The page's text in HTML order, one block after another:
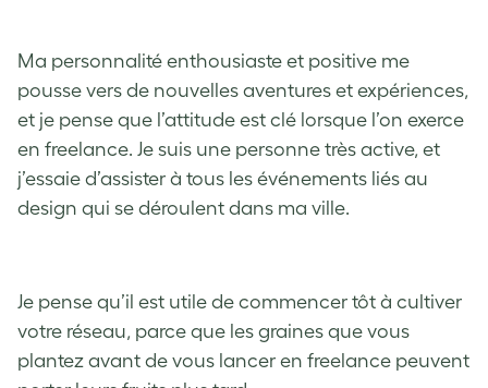
Ma personnalité enthousiaste et positive me
pousse vers de nouvelles aventures et expériences,
et je pense que l’attitude est clé lorsque l’on exerce
en freelance. Je suis une personne très active, et
j’essaie d’assister à tous les événements liés au
design qui se déroulent dans ma ville.
Je pense qu’il est utile de commencer tôt à cultiver
votre réseau, parce que les graines que vous
plantez avant de vous lancer en freelance peuvent